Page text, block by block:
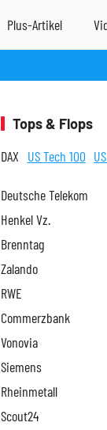
Tops & Flops
DAX US Tech 100
Deutsche Telekom
Henkel Vz.
Brenntag
Zalando
RWE
Commerzbank
Vonovia
Siemens
Rheinmetall
Scout24